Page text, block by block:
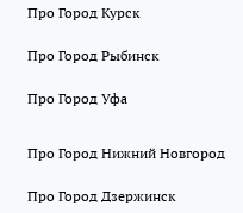
Про Город Курск
Про Город Рыбинск
Про Город Уфа
Про Город Нижний Новгород
Про Город Дзержинск